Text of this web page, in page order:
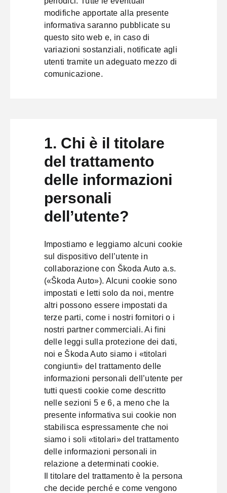
modifiche apportate alla presente
informativa saranno pubblicate su
questo sito web e, in caso di
variazioni sostanziali, notificate agli
utenti tramite un adeguato mezzo di
comunicazione.
1. Chi è il titolare
del trattamento
delle informazioni
personali
dell’utente?
Impostiamo e leggiamo alcuni cookie
sul dispositivo dell’utente in
collaborazione con Škoda Auto a.s.
(«Škoda Auto»). Alcuni cookie sono
impostati e letti solo da noi, mentre
altri possono essere impostati da
terze parti, come i nostri fornitori o i
nostri partner commerciali. Ai fini
delle leggi sulla protezione dei dati,
noi e Škoda Auto siamo i «titolari
congiunti» del trattamento delle
informazioni personali dell’utente per
tutti questi cookie come descritto
nelle sezioni 5 e 6, a meno che la
presente informativa sui cookie non
stabilisca espressamente che noi
siamo i soli «titolari» del trattamento
delle informazioni personali in
relazione a determinati cookie.
Il titolare del trattamento è la persona
che decide perché e come vengono